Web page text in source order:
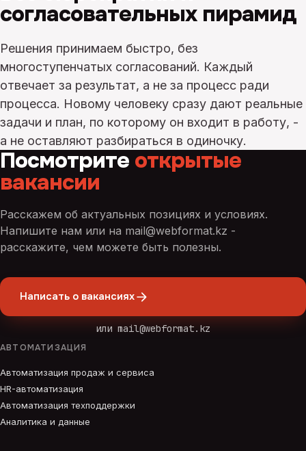
согласовательных пирамид
Решения принимаем быстро, без
многоступенчатых согласований. Каждый
отвечает за результат, а не за процесс ради
процесса. Новому человеку сразу дают реальные
задачи и план, по которому он входит в работу, -
а не оставляют разбираться в одиночку.
Посмотрите открытые
вакансии
Расскажем об актуальных позициях и условиях.
Напишите нам или на mail@webformat.kz -
расскажите, чем можете быть полезны.
Написать о вакансиях
или mail@webformat.kz
АВТОМАТИЗАЦИЯ
Автоматизация продаж и сервиса
HR-автоматизация
Автоматизация техподдержки
Аналитика и данные